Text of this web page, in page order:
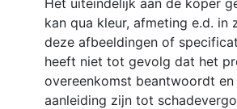
Het uiteindelijk aan de koper
kan qua kleur, afmeting e.d. in
deze afbeeldingen of
heeft niet tot gevolg dat het
overeenkomst beantwoordt en
aanleiding zijn tot